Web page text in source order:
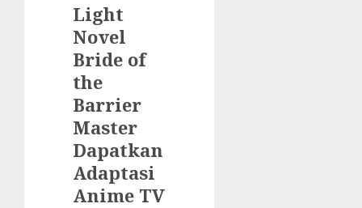
Light
Novel
Bride of
the
Barrier
Master
Dapatkan
Adaptasi
Anime TV